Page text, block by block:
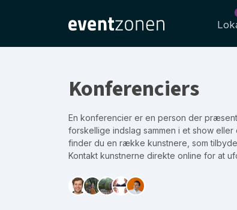
Konferenciers
En konferencier er en person der
forskellige indslag sammen i et show
finder du en række kunstnere, som
Kontakt kunstnerne direkte online for at